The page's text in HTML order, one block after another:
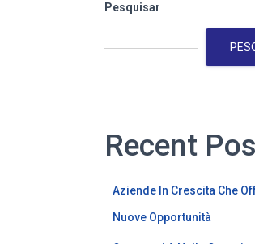
Pesquisar
Recent
Aziende In Crescita Che
Nuove Opportunità